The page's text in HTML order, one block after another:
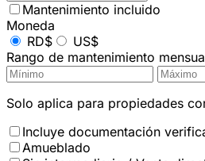
Mantenimiento incluido
Moneda
RD$
US$
Rango de mantenimiento
Solo aplica para propiedades
Incluye documentación
Amueblado